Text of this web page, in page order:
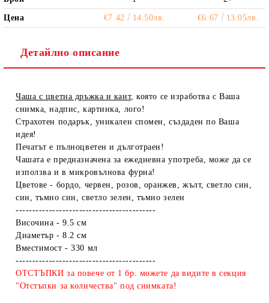
Цена €7.42 14.50лв. €6.67 13.05лв.
Детайлно описание
Чаша с цветна дръжка и кант, която се изработва с Ваша
снимка, надпис, картинка, лого!
Страхотен подарък, уникален спомен, създаден по Ваша
идея!
Печатът е пълноцветен и дълготраен!
Чашата е предназначена за ежедневна употреба, може да се
използва и в микровълнова фурна!
Цветове - бордо, червен, розов, оранжев, жълт, светло син,
син, тъмно син, светло зелен, тъмно зелен
------------------------------------------
Височина - 9.5 см
Диаметър - 8.2 см
Вместимост - 330 мл
------------------------------------------
ОТСТЪПКИ за повече от 1 бр. можете да видите в секция
"Отстъпки за количества" под снимката!